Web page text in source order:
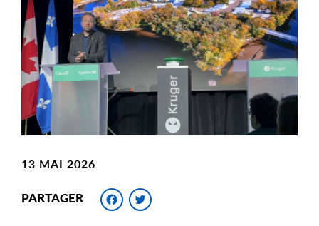
Main
Image
Image
13 MAI 2026
PARTAGER Facebook